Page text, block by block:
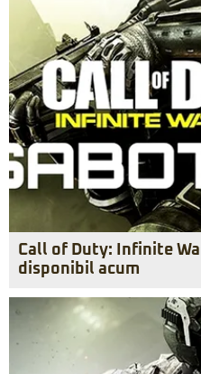
Call of Duty: Infinite
disponibil acum